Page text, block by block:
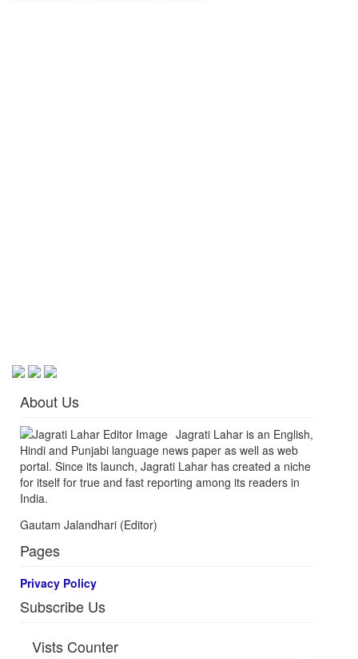
About Us
Jagrati Lahar is an English,
Hindi and Punjabi language news paper as well as web
portal. Since its launch, Jagrati Lahar has created a niche
for itself for true and fast reporting among its readers in
India.
Gautam Jalandhari (Editor)
Pages
Privacy Policy
Subscribe Us
Vists Counter